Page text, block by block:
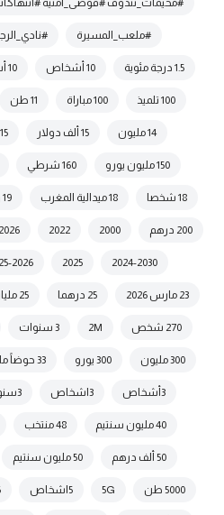
#مخيمات_تندوف #فوضى_أمنية
#ملعب_المسيرة
1.5 درجة مئوية 10 أشخاص 10 أشهر حبس نافذ
100 تلميذ 100 مباراة 11 طن
14 مليون 15 ألف دولار 15 سنة
150 مليون يورو 160 شرطي
18 شخصا 18 ميدالية المغرب 19 وفاة
200 درهم 2000
2022
2024-2030
2025
2026
23 مارس 2026 25 درهما 25 مليار
270 شخص 2M 3 سنوات
300 مليون 300 يورو 33 حوضاً مائياً
3أشخاص 3اشخاص 3سنوات سجنا
40 مليون سنتيم 48 منتخب
50 ألف درهم 50 مليون سنتيم
5000 طن 5G 5اشخاص